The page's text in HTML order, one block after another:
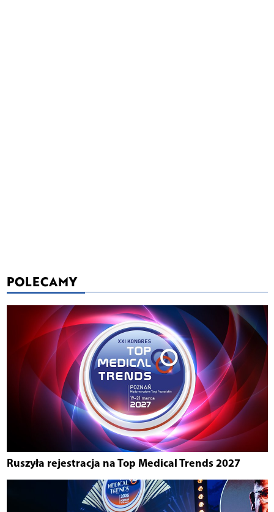
POLECAMY
Ruszyła rejestracja na Top Medical Trends 2027